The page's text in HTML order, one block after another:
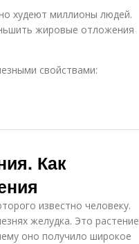
худеют миллионы людей.
жировые отложения
свойствами:
Как
известно человеку.
желудка. Это растение
оно получило широкое